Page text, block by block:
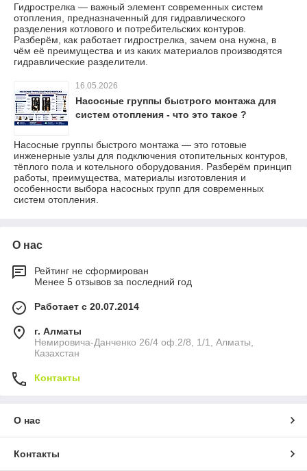
Гидрострелка — важный элемент современных систем
отопления, предназначенный для гидравлического
разделения котлового и потребительских контуров.
Разберём, как работает гидрострелка, зачем она нужна, в
чём её преимущества и из каких материалов производятся
гидравлические разделители.
16.05.2026
Насосные группы быстрого монтажа для
систем отопления - что это такое ?
Насосные группы быстрого монтажа — это готовые
инженерные узлы для подключения отопительных контуров,
тёплого пола и котельного оборудования. Разберём принцип
работы, преимущества, материалы изготовления и
особенности выбора насосных групп для современных
систем отопления.
О нас
Рейтинг не сформирован
Менее 5 отзывов за последний год
Работает с 20.07.2014
г. Алматы
Немировича-Данченко 26/4 оф.2/8, 1/1, Алматы,
Казахстан
Контакты
О нас
Контакты